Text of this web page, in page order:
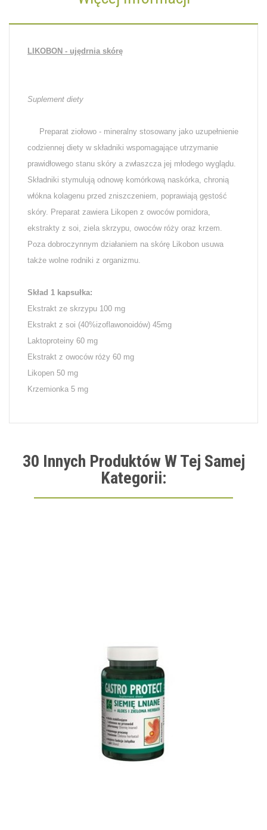
LIKOBON - ujędrnia skórę
Suplement diety
Preparat ziołowo - mineralny stosowany jako uzupełnienie
codziennej diety w składniki wspomagające utrzymanie
prawidłowego stanu skóry a zwłaszcza jej młodego wyglądu.
Składniki stymulują odnowę komórkową naskórka, chronią
włókna kolagenu przed zniszczeniem, poprawiają gęstość
skóry. Preparat zawiera Likopen z owoców pomidora,
ekstrakty z soi, ziela skrzypu, owoców róży oraz krzem.
Poza dobroczynnym działaniem na skórę Likobon usuwa
także wolne rodniki z organizmu.
Skład 1 kapsułka:
Ekstrakt ze skrzypu 100 mg
Ekstrakt z soi (40%izoflawonoidów) 45mg
Laktoproteiny 60 mg
Ekstrakt z owoców róży 60 mg
Likopen 50 mg
Krzemionka 5 mg
30 Innych Produktów W Tej Samej
Kategorii: